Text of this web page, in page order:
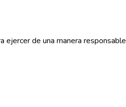
ejercer de una manera responsable